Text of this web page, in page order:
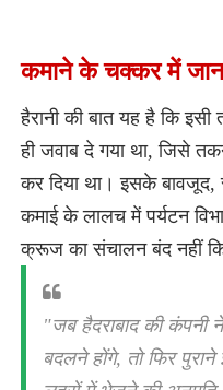
कमाने के चक्कर में
​हैरानी की बात यह है कि
ही जवाब दे गया था, जिसे
कर दिया था। इसके बावजूद,
कमाई के लालच में पर्यटन
क्रूज का संचालन बंद नहीं
​"जब हैदराबाद की कंपनी
बदलने होंगे, तो फिर